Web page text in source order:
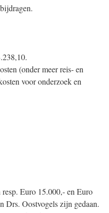
(onder meer reis- en
voor onderzoek en
Euro 15.000,- en Euro
Drs. Oostvogels zijn gedaan.